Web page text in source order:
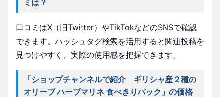
ミは？
口コミはX（旧Twitter）やTikTokなどのSNSで確認
できます。ハッシュタグ検索を活用すると関連投稿を
見つけやすく、実際の使用感を把握できます。
「ショップチャンネルで紹介 ギリシャ産２種の
オリーブ ハーブマリネ 食べきりパック」の価格